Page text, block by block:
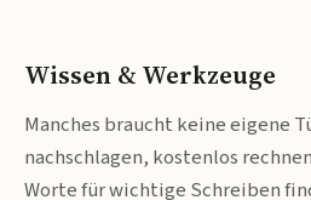
Wissen & Werkzeuge
Manches braucht keine eigene
nachschlagen, kostenlos
Worte für wichtige Schreiben